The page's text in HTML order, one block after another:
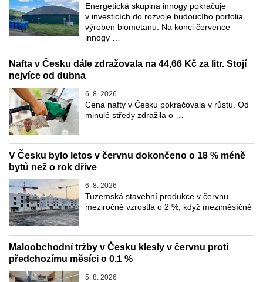
Energetická skupina innogy pokračuje
v investicích do rozvoje budoucího porfolia
výroben biometanu. Na konci července
innogy …
Nafta v Česku dále zdražovala na 44,66 Kč za litr. Stojí
nejvíce od dubna
6. 8. 2026
Cena nafty v Česku pokračovala v růstu. Od
minulé středy zdražila o …
V Česku bylo letos v červnu dokončeno o 18 % méně
bytů než o rok dříve
6. 8. 2026
Tuzemská stavební produkce v červnu
meziročně vzrostla o 2 %, když meziměsíčně
Maloobchodní tržby v Česku klesly v červnu proti
předchozímu měsíci o 0,1 %
5. 8. 2026